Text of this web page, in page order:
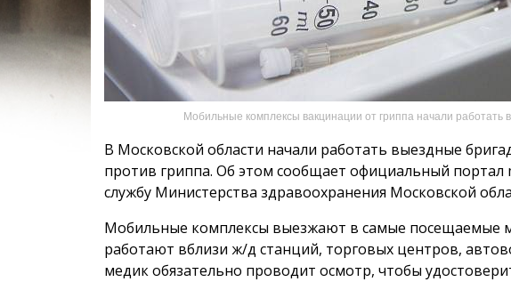
Мобильные комплексы вакцинации от гриппа начали работать
В Московской области начали работать выездные
против гриппа. Об этом сообщает официальный портал
службу Министерства здравоохранения Московской
Мобильные комплексы выезжают в самые посещаемые
работают вблизи ж/д станций, торговых центров,
медик обязательно проводит осмотр, чтобы